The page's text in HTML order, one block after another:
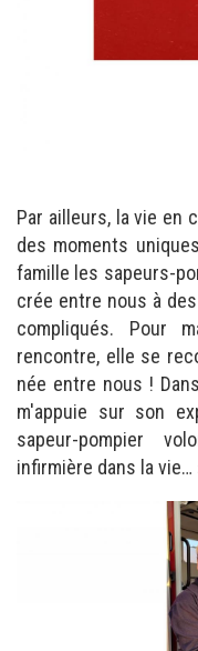
Par ailleurs, la vie en
des moments
famille les sapeurs-
crée entre nous à
compliqués. Pour
rencontre, elle se
née entre nous !
m'appuie sur son
sapeur-pompier
infirmière dans la vie…